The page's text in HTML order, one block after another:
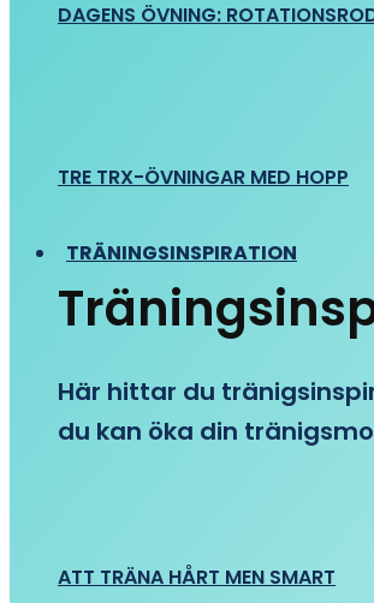
DAGENS ÖVNING:
TRE TRX-ÖVNINGAR MED HOPP
TRÄNINGSINSPIRATION
Här hittar du
du kan öka din
ATT TRÄNA HÅRT MEN SMART